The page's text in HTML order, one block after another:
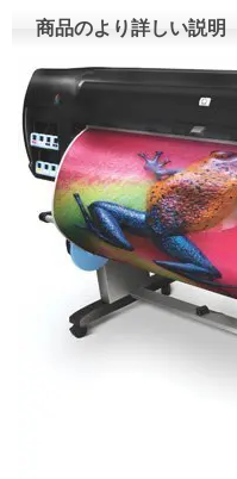
商品のより詳しい説明